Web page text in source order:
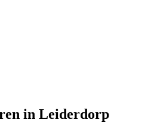
in Leiderdorp